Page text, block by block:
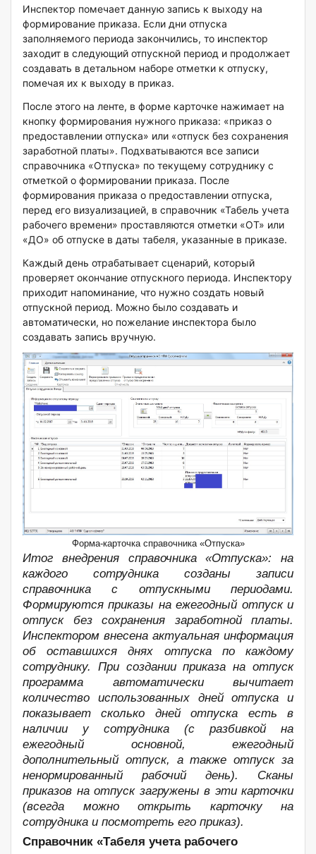
Инспектор помечает данную запись к выходу на
формирование приказа. Если дни отпуска
заполняемого периода закончились, то инспектор
заходит в следующий отпускной период и продолжает
создавать в детальном наборе отметки к отпуску,
помечая их к выходу в приказ.
После этого на ленте, в форме карточке нажимает на
кнопку формирования нужного приказа: «приказ о
предоставлении отпуска» или «отпуск без сохранения
заработной платы». Подхватываются все записи
справочника «Отпуска» по текущему сотруднику с
отметкой о формировании приказа. После
формирования приказа о предоставлении отпуска,
перед его визуализацией, в справочник «Табель учета
рабочего времени» проставляются отметки «ОТ» или
«ДО» об отпуске в даты табеля, указанные в приказе.
Каждый день отрабатывает сценарий, который
проверяет окончание отпускного периода. Инспектору
приходит напоминание, что нужно создать новый
отпускной период. Можно было создавать и
автоматически, но пожелание инспектора было
создавать запись вручную.
Форма-карточка справочника «Отпуска»
Итог внедрения справочника «Отпуска»: на
каждого сотрудника созданы записи
справочника с отпускными периодами.
Формируются приказы на ежегодный отпуск и
отпуск без сохранения заработной платы.
Инспектором внесена актуальная информация
об оставшихся днях отпуска по каждому
сотруднику. При создании приказа на отпуск
программа автоматически вычитает
количество использованных дней отпуска и
показывает сколько дней отпуска есть в
наличии у сотрудника (с разбивкой на
ежегодный основной, ежегодный
дополнительный отпуск, а также отпуск за
ненормированный рабочий день). Сканы
приказов на отпуск загружены в эти карточки
(всегда можно открыть карточку на
сотрудника и посмотреть его приказ).
Справочник «Табеля учета рабочего